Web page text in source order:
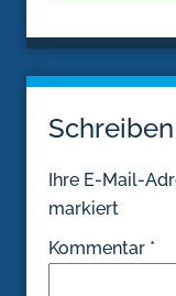
Ihre E-Mail-
markiert
Kommentar *